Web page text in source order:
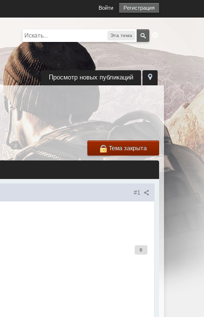
Войти Регистрация
Эта тема
Просмотр новых публикаций
Тема закрыта
#1
0